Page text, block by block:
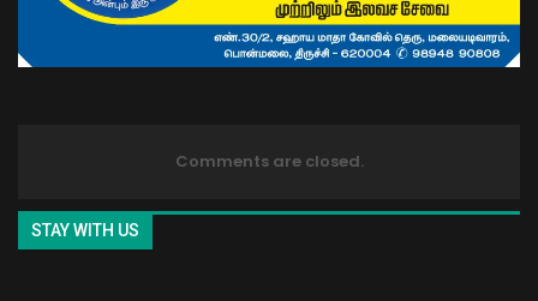
Comments are closed.
STAY WITH US